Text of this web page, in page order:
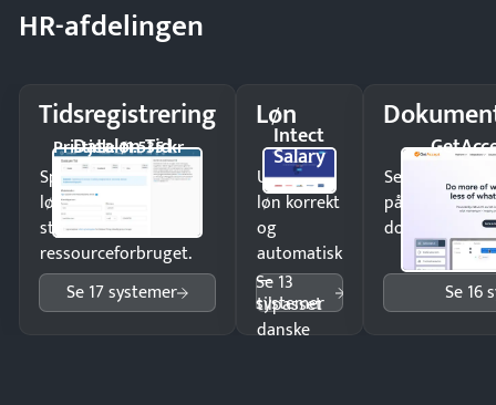
HR-afdelingen
Tidsregistrering
Dataløn Tid
Pristjek: 11.535 kr
Spar tid på
lønberegning og få
styr på
ressourceforbruget.
Se 17 systemer
Løn
Intect
Salary
Udbetal
løn korrekt
og
automatisk
—
tilpasset
danske
Se 13
systemer
Send
på minutter
dokumenter.
Se 16